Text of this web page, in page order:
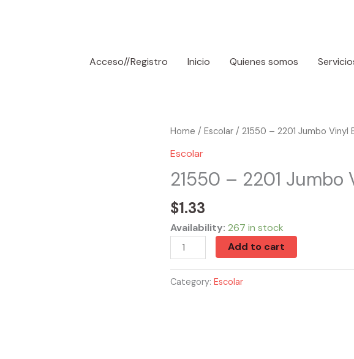
Acceso//Registro
Inicio Quienes somos
Home / Escolar/ 21550 – 2201 Jumbo Vinyl
Escolar
21550 – 2201
$1.33
Availability: 267 in stock
21550
-
Jumbo
Eraser
(4/Pack)
quantity
Add to cart
Category: Escolar